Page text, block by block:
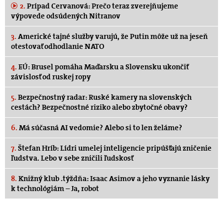
2. Prípad Cervanová: Prečo teraz zverejňujeme
výpovede odsúdených Nitranov
3. Americké tajné služby varujú, že Putin môže už na jeseň
otestovať odhodlanie NATO
4. EÚ: Brusel pomáha Maďarsku a Slovensku ukončiť
závislosť od ruskej ropy
5. Bezpečnostný radar: Ruské kamery na slovenských
cestách? Bezpečnostné riziko alebo zbytočné obavy?
6. Má súčasná AI vedomie? Alebo si to len želáme?
7. Štefan Hríb: Lídri umelej inteligencie pripúšťajú zničenie
ľudstva. Lebo v sebe zničili ľudskosť
8. Knižný klub .týždňa: Isaac Asimov a jeho vyznanie lásky
k technológiám – Ja, robot